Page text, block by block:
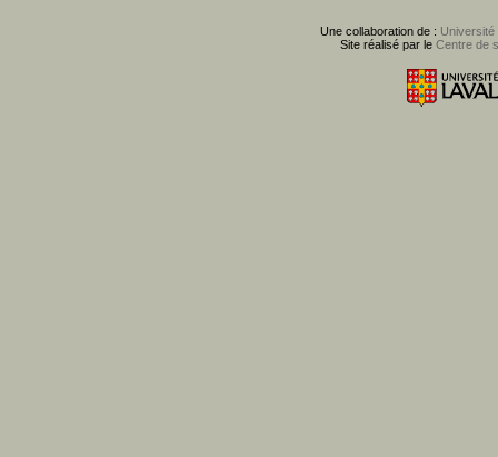
Une collaboration de : Université
Site réalisé par le Centre de